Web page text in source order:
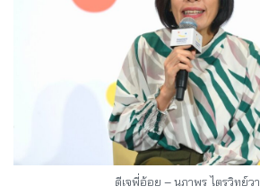
ดีเจพี่อ้อย – นภาพร ไตรวิทย์ว